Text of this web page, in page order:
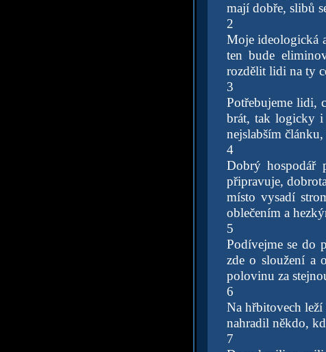
mají dobře, slibů
2
Moje ideologická
ten bude
rozdělit lidi na ty
3
Potřebujeme lidi,
brát, tak logicky i
nejslabším
4
Dobrý
připravuje,
místo vysadí
oblečením a
5
Podívejme se do
zde o sloužení a
polovinu za
6
Na hřbitovech
nahradil někdo,
7